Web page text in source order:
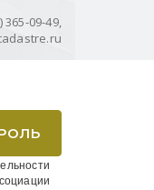
09-49,